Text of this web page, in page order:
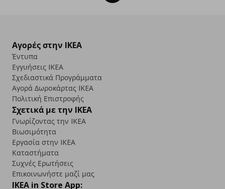
Αγορές στην IKEA
Έντυπα
Εγγυήσεις IKEA
Σχεδιαστικά Προγράμματα
Αγορά Δωρoκάρτας IKEA
Πολιτική Επιστροφής
Σχετικά με την IKEA
Γνωρίζοντας την IKEA
Βιωσιμότητα
Εργασία στην IKEA
Καταστήματα
Συχνές Ερωτήσεις
Επικοινωνήστε μαζί μας
IKEA in Store App: